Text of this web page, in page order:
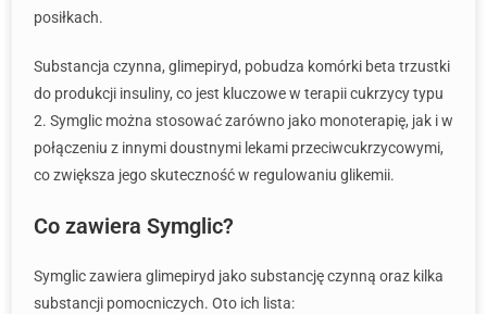
posiłkach.
Substancja czynna, glimepiryd, pobudza komórki beta trzustki
do produkcji insuliny, co jest kluczowe w terapii cukrzycy typu
2. Symglic można stosować zarówno jako monoterapię, jak i w
połączeniu z innymi doustnymi lekami przeciwcukrzycowymi,
co zwiększa jego skuteczność w regulowaniu glikemii.
Co zawiera Symglic?
Symglic zawiera glimepiryd jako substancję czynną oraz kilka
substancji pomocniczych. Oto ich lista: